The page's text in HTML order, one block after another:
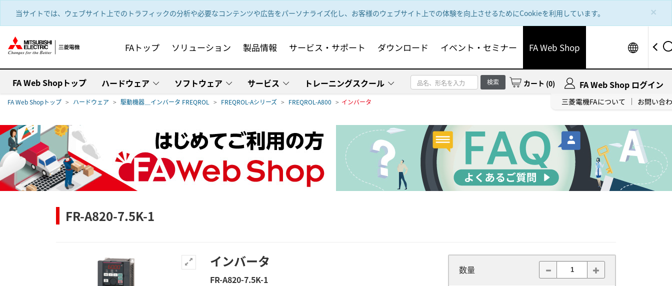
×
当サイトでは、ウェブサイト上でのトラフィックの分析や必要なコンテンツや広告をパーソナライズ化し、お客様のウェブサイト上での体験を向上させるためにCookieを利用しています。
FAトップ ソリューション 製品情報 サービス・サポート ダウンロード イベント・セミナー FA Web Shop
三菱電機FAについて お問い合
FA Web Shopトップ ハードウェア ソフトウェア サービス トレーニングスクール 検索 カート (0) FA Web Shop ログイン
FA Web Shopトップ ハードウェア 駆動機器＿インバータ FREQROL FREQROL-Aシリーズ FREQROL-A800 インバータ
FR-A820-7.5K-1
インバータ
FR-A820-7.5K-1
数量